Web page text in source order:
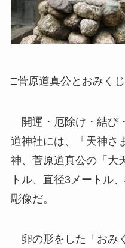
□菅原道真公とおみく
開運・厄除け・結び
道神社には、「天神さ
神、菅原道真公の「大
トル、直径3メートル
彫像だ。
卵の形をした「おみ